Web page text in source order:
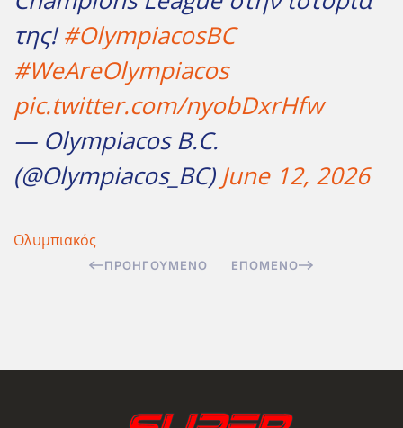
της!#OlympiacosBC
#WeAreOlympiacos
pic.twitter.com/nyobDxrHfw
— Olympiacos B.C.
(@Olympiacos_BC) June 12, 2026
Ολυμπιακός
ΠΡΟΗΓΟΎΜΕΝΟ ΕΠΌΜΕΝΟ